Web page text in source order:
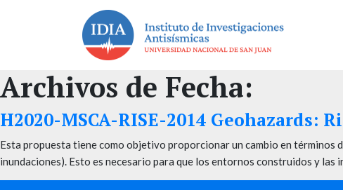
Archivos de Fecha:
H2020-MSCA-RISE-2014
Esta propuesta tiene como objetivo proporcionar un cambio en términos
inundaciones). Esto es necesario para que los entornos construidos y